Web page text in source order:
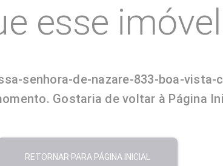
esse
senhora-de-nazare-833-boa-
Gostaria de voltar à Página
RETORNAR PARA PÁGINA INICIAL